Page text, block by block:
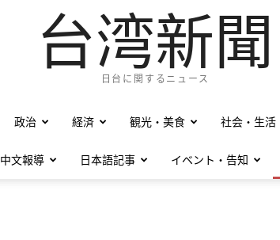
台湾新聞
日台に関するニュース
政治 経済 観光・美食 社会・生活
中文報導 日本語記事 イベント・告知